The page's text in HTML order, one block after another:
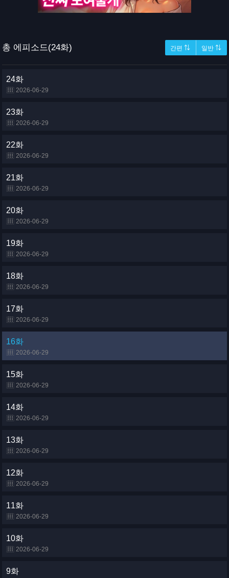
총 에피소드(24화) 간편 ⇅ 일반 ⇅
24화
2026-06-29
23화
2026-06-29
22화
2026-06-29
21화
2026-06-29
20화
2026-06-29
19화
2026-06-29
18화
2026-06-29
17화
2026-06-29
16화
2026-06-29
15화
2026-06-29
14화
2026-06-29
13화
2026-06-29
12화
2026-06-29
11화
2026-06-29
10화
2026-06-29
9화